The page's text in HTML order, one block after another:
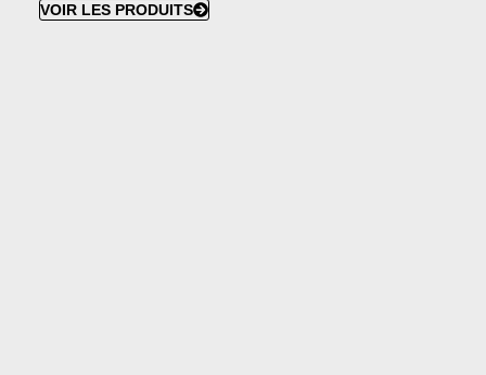
VOIR LES PRODUITS